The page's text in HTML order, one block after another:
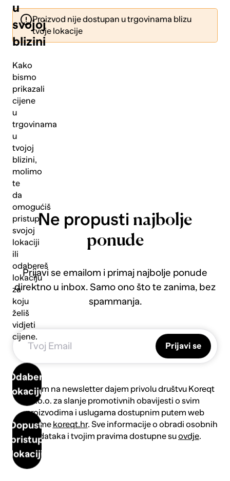
u
svojoj
blizini
Kako
bismo
prikazali
cijene
u
trgovinama
u
tvojoj
blizini,
molimo
te
da
omogućiš
pristup
svojoj
lokaciji
ili
odabereš
lokaciju
za
koju
želiš
vidjeti
cijene.
Odaberi
lokaciju
Dopusti
pristup
lokaciji
Pošalji
Proizvod nije dostupan u trgovinama blizu
tvoje lokacije
Ne propusti najbolje
ponude
Prijavi se emailom i primaj najbolje ponude
direktno u inbox. Samo ono što te zanima, bez
spammanja.
Prijavi se
Prijavom na newsletter dajem privolu društvu Koreqt
d.o.o. za slanje promotivnih obavijesti o svim
proizvodima i uslugama dostupnim putem web
platforme koreqt.hr. Sve informacije o obradi osobnih
podataka i tvojim pravima dostupne suovdje.